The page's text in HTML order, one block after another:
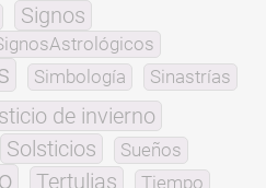
Signos
Simbología Sinastrías
de invierno
Solsticios Sueños
Tertulias
Tiempo